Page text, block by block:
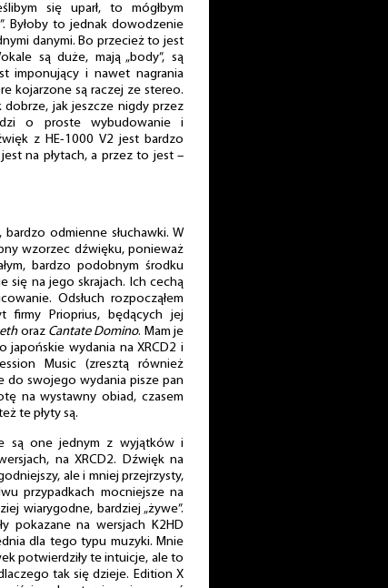
się uparł, to mógłbym
Byłoby to jednak dowodzenie
danymi. Bo przecież to jest
są duże, mają „body”, są
imponujący i nawet nagrania
kojarzone są raczej ze stereo.
jak jeszcze nigdy przez
o proste wybudowanie i
z HE-1000 V2 jest bardzo
na płytach, a przez to jest –
odmienne słuchawki. W
wzorzec dźwięku, ponieważ
bardzo podobnym środku
się na jego skrajach. Ich cechą
Odsłuch rozpocząłem
firmy Prioprius, będących jej
oraz Cantate Domino. Mam je
japońskie wydania na XRCD2 i
Music (zresztą również
do swojego wydania pisze pan
na wystawny obiad, czasem
te płyty są.
są one jednym z wyjątków i
na XRCD2. Dźwięk na
ale i mniej przejrzysty,
przypadkach mocniejsze na
wiarygodne, bardziej „żywe”.
pokazane na wersjach K2HD
dla tego typu muzyki. Mnie
potwierdziły te intuicje, ale to
tak się dzieje. Edition X